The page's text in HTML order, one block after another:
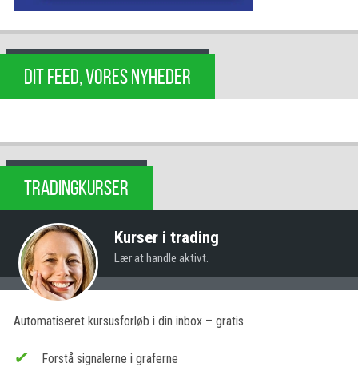
DIT FEED, VORES NYHEDER
TRADINGKURSER
Kurser i trading
Lær at handle aktivt.
Automatiseret kursusforløb i din inbox – gratis
Forstå signalerne i graferne